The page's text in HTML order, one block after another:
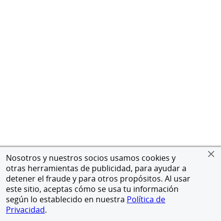
Nosotros y nuestros socios usamos cookies y
otras herramientas de publicidad, para ayudar a
detener el fraude y para otros propósitos. Al usar
este sitio, aceptas cómo se usa tu información
según lo establecido en nuestra Política de
Privacidad.